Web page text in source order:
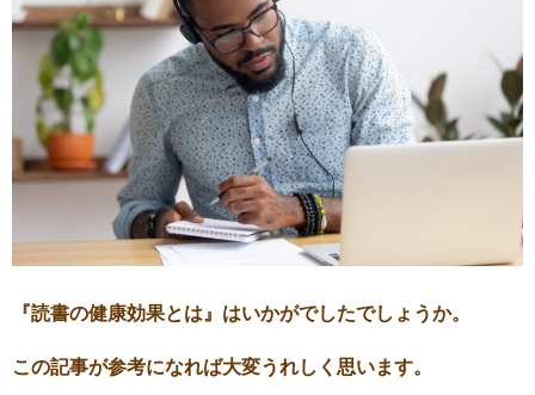
『読書の健康効果とは』はいかがでしたでしょうか。
この記事が参考になれば大変うれしく思います。